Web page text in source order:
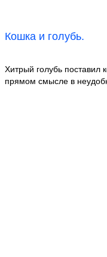
Кошка и голубь.
Хитрый голубь поставил
прямом смысле в